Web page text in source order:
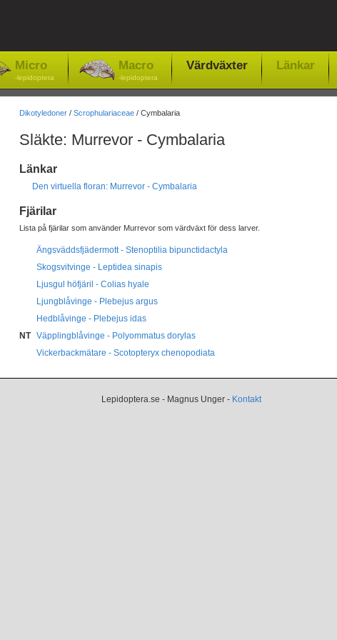
Micro
-lepidoptera
Macro
-lepidoptera
Värdväxter Länkar
Dikotyledoner/ Scrophulariaceae/ Cymbalaria
Släkte: Murrevor - Cymbalaria
Länkar
Den virtuella floran: Murrevor - Cymbalaria
Fjärilar
Lista på fjärilar som använder Murrevor som värdväxt för dess larver.
Ängsväddsfjädermott - Stenoptilia bipunctidactyla
Skogsvitvinge - Leptidea sinapis
Ljusgul höfjäril - Colias hyale
Ljungblåvinge - Plebejus argus
Hedblåvinge - Plebejus idas
NT
Väpplingblåvinge - Polyommatus dorylas
Vickerbackmätare - Scotopteryx chenopodiata
Lepidoptera.se - Magnus Unger - Kontakt